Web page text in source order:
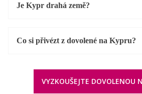
Je Kypr drahá země?
Co si přivézt z dovolené na Kypru?
VYZKOUŠEJTE DOVOLENOU